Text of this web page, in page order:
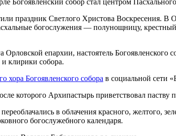
праздник Светлого Христова Воскресения. В
богослужения — полунощницу,
епархии, настоятель
клирики собора.
хора Богоявленского собора в социальной сети
которого Архипастырь приветствовал
в облачения красного, желтого,
богослужебного календаря.